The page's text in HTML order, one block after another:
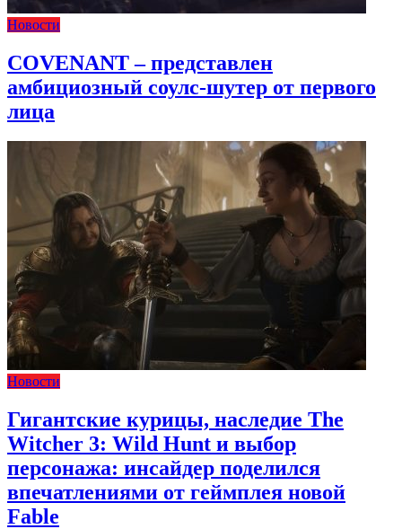
Новости
COVENANT – представлен
амбициозный соулс-шутер от первого
лица
Новости
Гигантские курицы, наследие The
Witcher 3: Wild Hunt и выбор
персонажа: инсайдер поделился
впечатлениями от геймплея новой
Fable